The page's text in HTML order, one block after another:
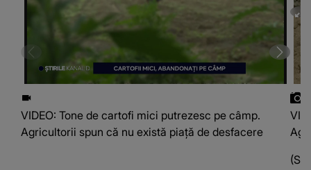
VIDEO: Tone de cartofi mici putrezesc pe câmp.
Agricultorii spun că nu există piață de desfacere